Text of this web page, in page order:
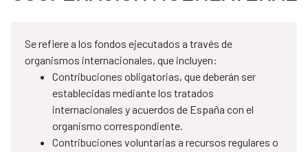
Se refiere a los fondos ejecutados a través de
organismos internacionales, que incluyen:
Contribuciones obligatorias, que deberán ser
establecidas mediante los tratados
internacionales y acuerdos de España con el
organismo correspondiente.
Contribuciones voluntarias a recursos regulares o